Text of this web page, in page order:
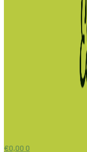
€0,00 0